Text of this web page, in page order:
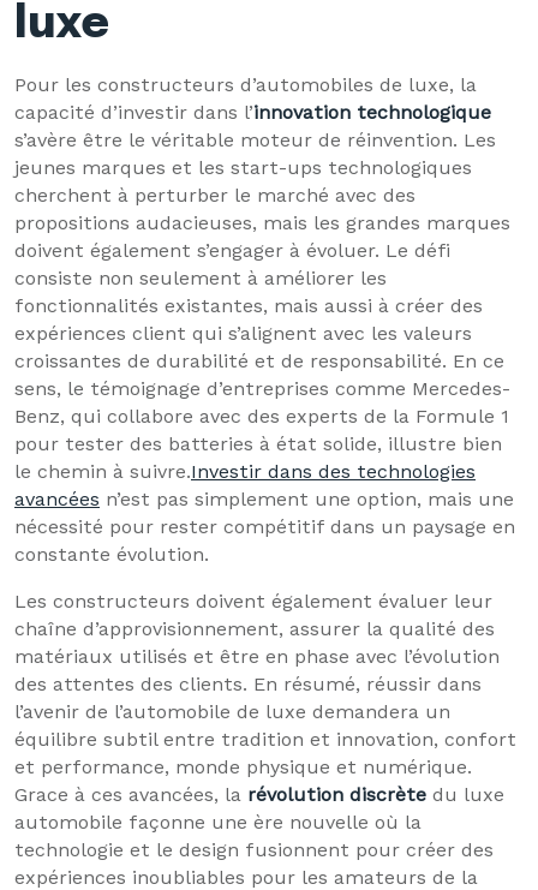
luxe
Pour les constructeurs d’automobiles de luxe, la
capacité d’investir dans l’innovation technologique
s’avère être le véritable moteur de réinvention. Les
jeunes marques et les start-ups technologiques
cherchent à perturber le marché avec des
propositions audacieuses, mais les grandes marques
doivent également s’engager à évoluer. Le défi
consiste non seulement à améliorer les
fonctionnalités existantes, mais aussi à créer des
expériences client qui s’alignent avec les valeurs
croissantes de durabilité et de responsabilité. En ce
sens, le témoignage d’entreprises comme Mercedes-
Benz, qui collabore avec des experts de la Formule 1
pour tester des batteries à état solide, illustre bien
le chemin à suivre.Investir dans des technologies
avancées n’est pas simplement une option, mais une
nécessité pour rester compétitif dans un paysage en
constante évolution.
Les constructeurs doivent également évaluer leur
chaîne d’approvisionnement, assurer la qualité des
matériaux utilisés et être en phase avec l’évolution
des attentes des clients. En résumé, réussir dans
l’avenir de l’automobile de luxe demandera un
équilibre subtil entre tradition et innovation, confort
et performance, monde physique et numérique.
Grace à ces avancées, la révolution discrète du luxe
automobile façonne une ère nouvelle où la
technologie et le design fusionnent pour créer des
expériences inoubliables pour les amateurs de la